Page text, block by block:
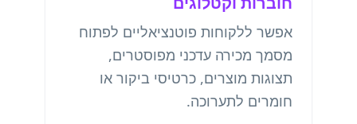
אפשר ללקוחות פוטנציאליים לפתוח
מסמך מכירה עדכני מפוסטרים,
תצוגות מוצרים, כרטיסי ביקור או
חומרים לתערוכה.